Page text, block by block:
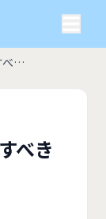
歌枠リスト｜配信で用意すべきものを一覧で解説
べき